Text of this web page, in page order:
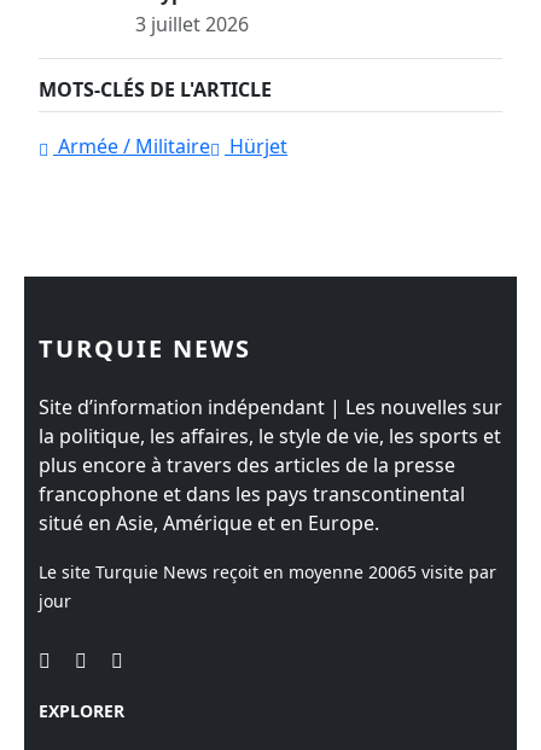
3 juillet 2026
MOTS-CLÉS DE L'ARTICLE
Armée / Militaire Hürjet
TURQUIE NEWS
Site d’information indépendant | Les nouvelles sur
la politique, les affaires, le style de vie, les sports et
plus encore à travers des articles de la presse
francophone et dans les pays transcontinental
situé en Asie, Amérique et en Europe.
Le site Turquie News reçoit en moyenne 20065 visite par
jour
EXPLORER